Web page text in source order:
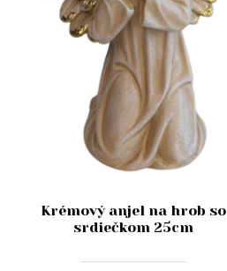
Krémový anjel na hrob so
srdiečkom 25cm